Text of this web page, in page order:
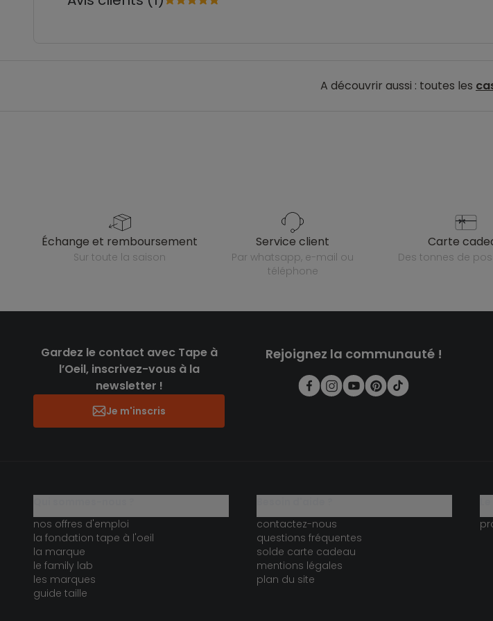
A découvrir aussi : toutes les
échange et remboursement
sur toute la saison
service client
par whatsapp, e-mail ou
téléphone
carte
des tonnes de
Gardez le contact avec Tape à
l’Oeil, inscrivez-vous à la
newsletter !
Je m'inscris
Rejoignez la communauté !
nos offres d'emploi
la fondation tape à l'oeil
la marque
le family lab
les marques
guide taille
contactez-nous
questions fréquentes
solde carte cadeau
mentions légales
plan du site